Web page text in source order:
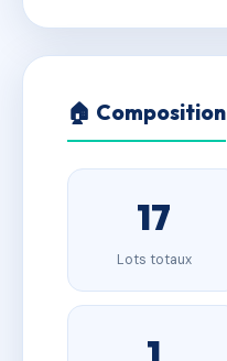
🏠 Composition
17
Lots totaux